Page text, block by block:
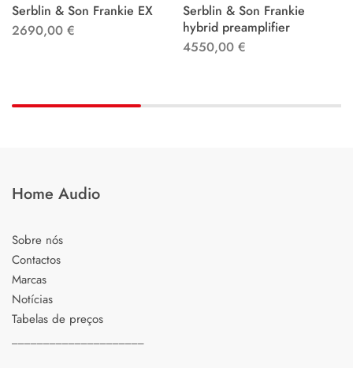
Serblin & Son Frankie EX
2690,00 €
Serblin & Son Frankie
hybrid preamplifier
4550,00 €
Home Audio
Sobre nós
Contactos
Marcas
Notícias
Tabelas de preços